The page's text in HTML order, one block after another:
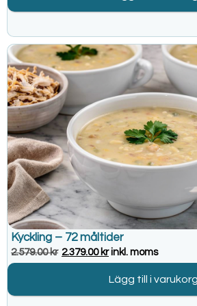
Kyckling – 72 måltider
2.579.00kr 2.379.00 krinkl. moms
Lägg till i varukorg